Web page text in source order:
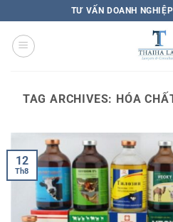
TƯ VẤN DOANH
TAG ARCHIVES: HÓA
12
Th8